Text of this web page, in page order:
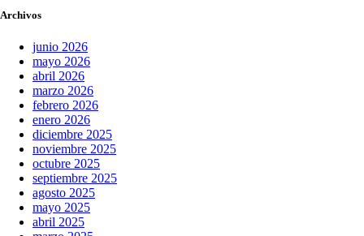
Archivos
junio 2026
mayo 2026
abril 2026
marzo 2026
febrero 2026
enero 2026
diciembre 2025
noviembre 2025
octubre 2025
septiembre 2025
agosto 2025
mayo 2025
abril 2025